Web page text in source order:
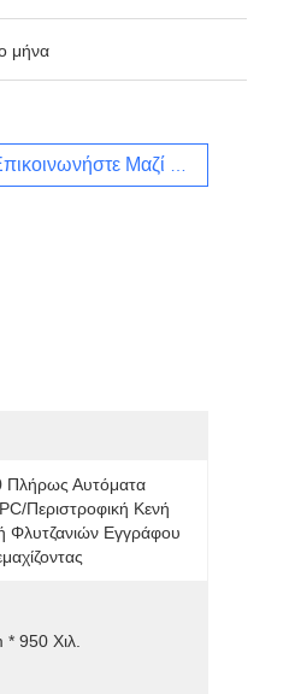
μήνα
Μαζί Μας
Πλήρως Αυτόματα
περιστροφική Κενή
Φλυτζανιών Εγγράφου
950 Χιλ.